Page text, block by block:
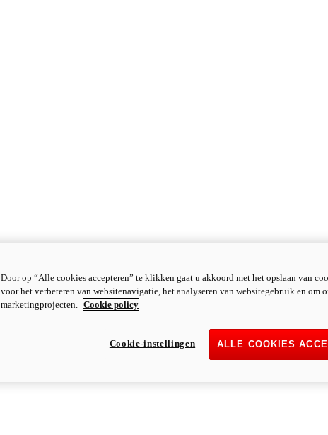
Door op “Alle cookies accepteren” te klikken gaat u akkoord met het opslaan van
voor het verbeteren van websitenavigatie, het analyseren van websitegebruik en om
marketingprojecten. Cookie policy
ALLE COOKIES
Cookie-instellingen